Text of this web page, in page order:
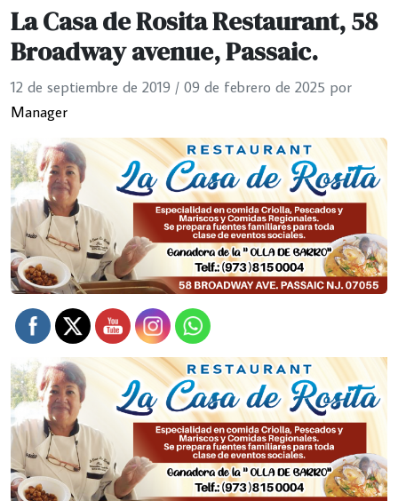
La Casa de Rosita Restaurant, 58
Broadway avenue, Passaic.
12 de septiembre de 2019 / 09 de febrero de 2025 por
Manager